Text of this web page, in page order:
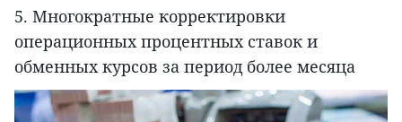
5. Многократные корректировки
операционных процентных ставок и
обменных курсов за период более месяца